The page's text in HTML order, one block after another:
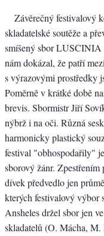
Závěrečný festivalový
skladatelské soutěže a
smíšený sbor LUSCINIA
nám dokázal, že patří
s výrazovými prostředky
Poměrně v krátké době
brevis. Sbormistr Jiří
nýbrž i na oči. Různá
harmonicky plastický
festival "obhospodařily"
sborový žánr.
dívek předvedlo jen
kterých festivalový výbor
Ansheles držel sbor jen
skladatelů (O. Mácha,